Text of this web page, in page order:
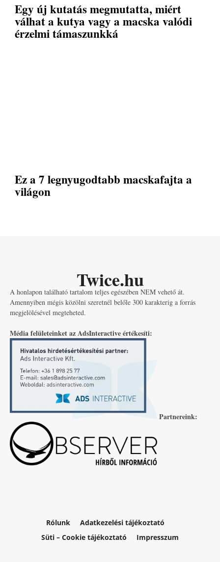
Egy új kutatás megmutatta, miért
válhat a kutya vagy a macska valódi
érzelmi támaszunkká
Ez a 7 legnyugodtabb macskafajta a
világon
Twice.hu
A honlapon található tartalom teljes egészében NEM vehető át.
Amennyiben mégis közölni szeretnél belőle 300 karakterig a forrás
megjelölésével megteheted.
Média felületeinket az AdsInteractive értékesíti:
Partnereink:
Rólunk
Adatkezelési tájékoztató
Süti – Cookie tájékoztató
Impresszum